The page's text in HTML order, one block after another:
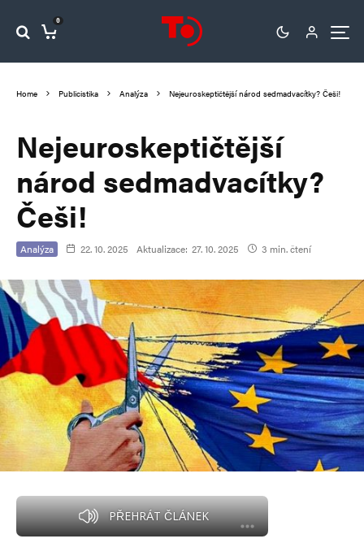
0
Home Publicistika Analýza Nejeuroskeptičtější národ sedmadvacítky? Češi!
Nejeuroskeptičtější
národ sedmadvacítky?
Češi!
Analýza 22. 10. 2025 Aktualizace: 27. 10. 2025 3 min. čtení
PŘEHRÁT ČLÁNEK